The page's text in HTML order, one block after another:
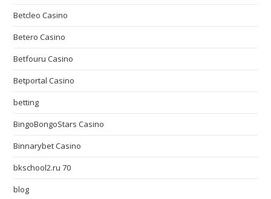
Betcleo Casino
Betero Casino
Betfouru Casino
Betportal Casino
betting
BingoBongoStars Casino
Binnarybet Casino
bkschool2.ru 70
blog